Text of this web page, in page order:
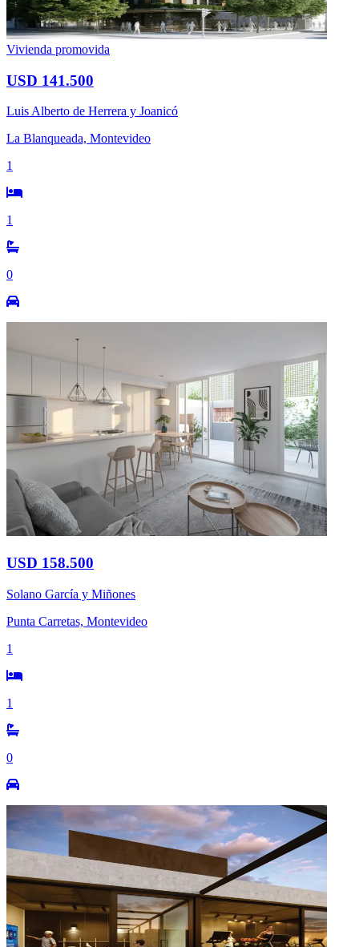
Vivienda promovida
USD 141.500
Luis Alberto de Herrera y Joanicó
La Blanqueada, Montevideo
1
1
0
USD 158.500
Solano García y Miñones
Punta Carretas, Montevideo
1
1
0